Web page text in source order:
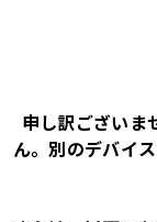
申し訳ございま
ん。別のデバイ